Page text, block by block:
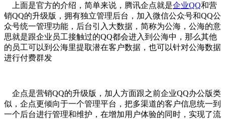
上面是官方的介绍，简单来说，腾讯企点就是企业QQ和营
销QQ的升级版，拥有独立管理后台，加入微信公众号和QQ公
众号统一管理功能，后台引入大数据，简称为公海，公海的意
思就是跟企业员工接触过的QQ都会进入到公海中，那么其他
的员工可以到公海里提取潜在客户数据，也可以针对公海数据
进行付费群发
企点是营销QQ的升级版，加人方面跟之前企业QQ办公版类
似，企点更倾向于一个管理平台，把多渠道的客户信息统一到
一个后台进行管理和维护，在增加用户体验的同时，实现了流